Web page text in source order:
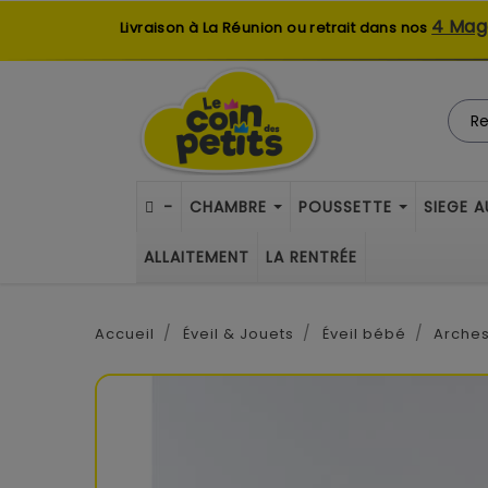
Livraison à La Réunion ou retrait dans nos 4
- CHAMBRE POUSSETTE SIEGE
ALLAITEMENT LA RENTRÉE
Accueil Éveil & Jouets Éveil bébé